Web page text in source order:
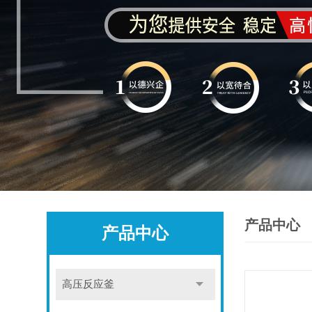
产品中心
高压反应釜
产品中心